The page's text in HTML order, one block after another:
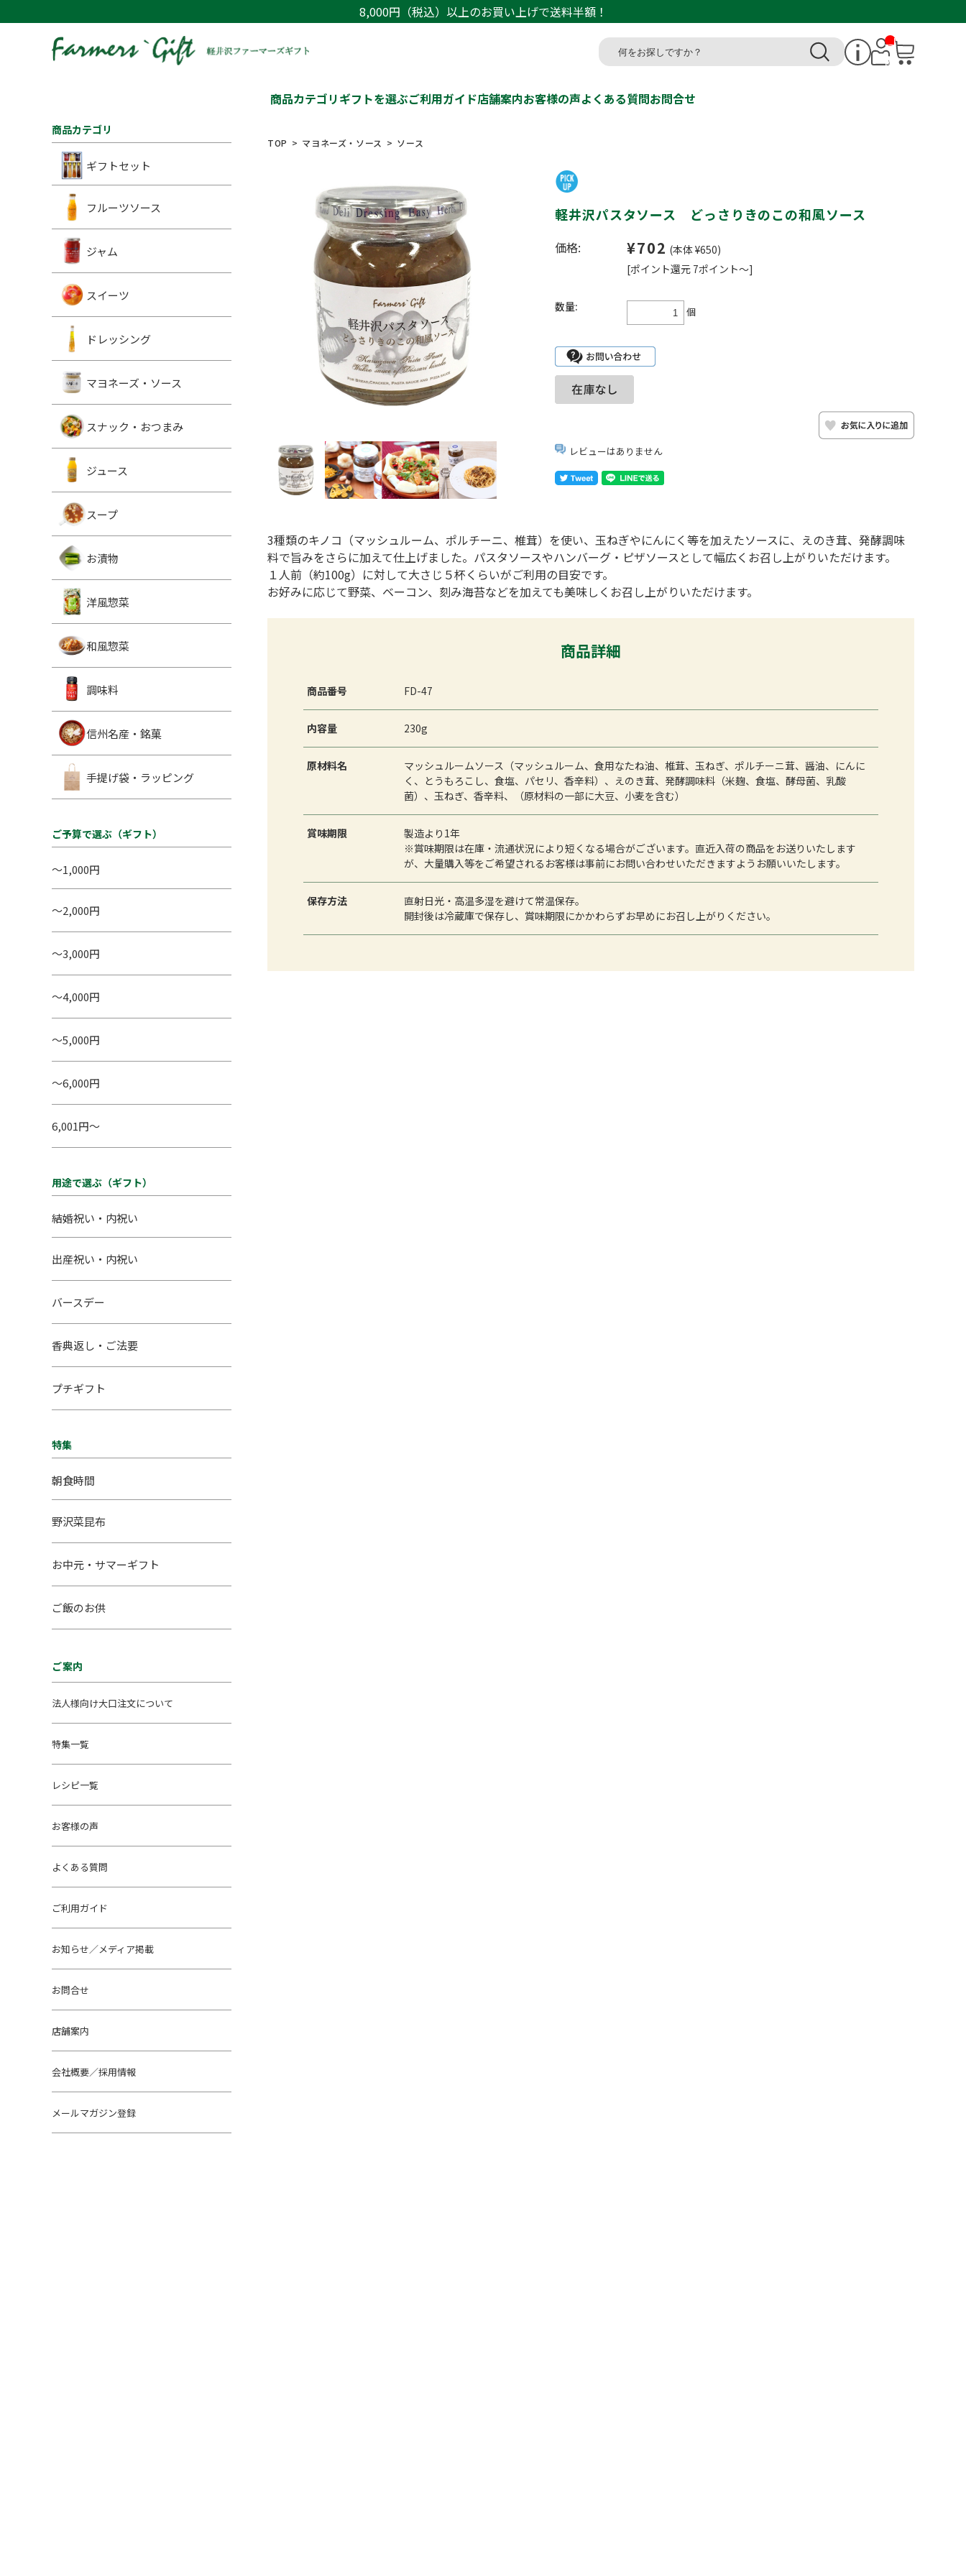
8,000円（税込）以上のお買い上げで送料半額！
__I
T
M_
商品カテゴリギフトを選ぶご利用ガイド店舗案内お客様の声よくある質問お問合せ
TOP マヨネーズ・ソース ソース
軽井沢パスタソース どっさりきのこの和風ソース
価格: ¥702 (本体 ¥650)
[ポイント還元 7ポイント～]
数量: 個
レビューはありません
3種類のキノコ（マッシュルーム、ポルチーニ、椎茸）を使い、玉ねぎやにんにく等を加えたソースに、えのき茸、発酵調味
料で旨みをさらに加えて仕上げました。パスタソースやハンバーグ・ピザソースとして幅広くお召し上がりいただけます。
１人前（約100g）に対して大さじ５杯くらいがご利用の目安です。
お好みに応じて野菜、ベーコン、刻み海苔などを加えても美味しくお召し上がりいただけます。
商品詳細
商品番号 FD-47
内容量 230g
原材料名
マッシュルームソース（マッシュルーム、食用なたね油、椎茸、玉ねぎ、ポルチーニ茸、醤油、にんに
く、とうもろこし、食塩、パセリ、香辛料）、えのき茸、発酵調味料（米麹、食塩、酵母菌、乳酸
菌）、玉ねぎ、香辛料、（原材料の一部に大豆、小麦を含む）
賞味期限
製造より1年
※賞味期限は在庫・流通状況により短くなる場合がございます。直近入荷の商品をお送りいたします
が、大量購入等をご希望されるお客様は事前にお問い合わせいただきますようお願いいたします。
保存方法
直射日光・高温多湿を避けて常温保存。
開封後は冷蔵庫で保存し、賞味期限にかかわらずお早めにお召し上がりください。
商品カテゴリ
ギフトセット
フルーツソース
ジャム
スイーツ
ドレッシング
マヨネーズ・ソース
スナック・おつまみ
ジュース
スープ
お漬物
洋風惣菜
和風惣菜
調味料
信州名産・銘菓
手提げ袋・ラッピング
ご予算で選ぶ（ギフト）
～1,000円
～2,000円
～3,000円
～4,000円
～5,000円
～6,000円
6,001円～
用途で選ぶ（ギフト）
結婚祝い・内祝い
出産祝い・内祝い
バースデー
香典返し・ご法要
プチギフト
特集
朝食時間
野沢菜昆布
お中元・サマーギフト
ご飯のお供
ご案内
法人様向け大口注文について
特集一覧
レシピ一覧
お客様の声
よくある質問
ご利用ガイド
お知らせ／メディア掲載
お問合せ
店舗案内
会社概要／採用情報
メールマガジン登録